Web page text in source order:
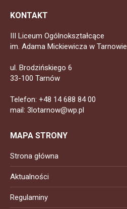
KONTAKT
III Liceum Ogólnokształcące
im. Adama Mickiewicza w Tarnowie
ul. Brodzińskiego 6
33-100 Tarnów
Telefon: +48 14 688 84 00
mail: 3lotarnow@wp.pl
MAPA STRONY
Strona główna
Aktualności
Regulaminy